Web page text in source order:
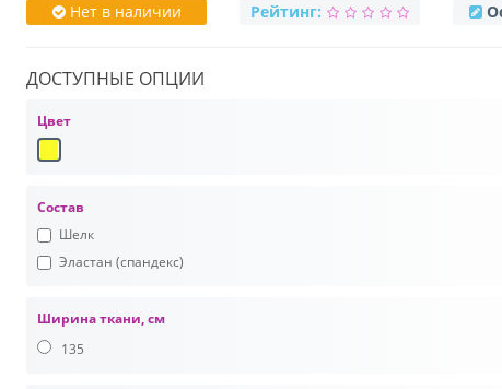
Нет в наличии Рейтинг:
ДОСТУПНЫЕ ОПЦИИ
Цвет
Состав
Шелк
Эластан (спандекс)
Ширина ткани, см
135